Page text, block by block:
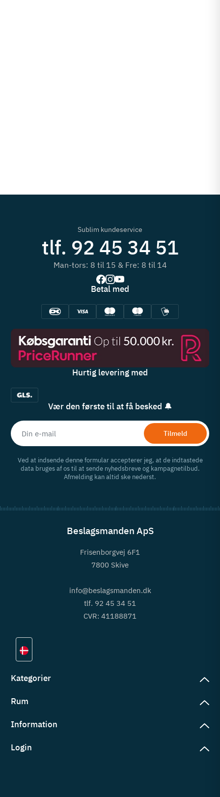
Sublim kundeservice
tlf. 92 45 34 51
Man-tors: 8 til 15 & Fre: 8 til 14
Betal med
Hurtig levering med
Vær den første til at få besked 🔔
Tilmeld
Ved at indsende denne formular accepterer jeg, at de indtastede
data bruges af os til at sende nyhedsbreve og kampagnetilbud.
Afmelding kan altid ske nederst.
Beslagsmanden ApS
Frisenborgvej 6F1
7800 Skive
info@beslagsmanden.dk
tlf. 92 45 34 51
CVR: 41188871
Kategorier
Rum
Information
Login